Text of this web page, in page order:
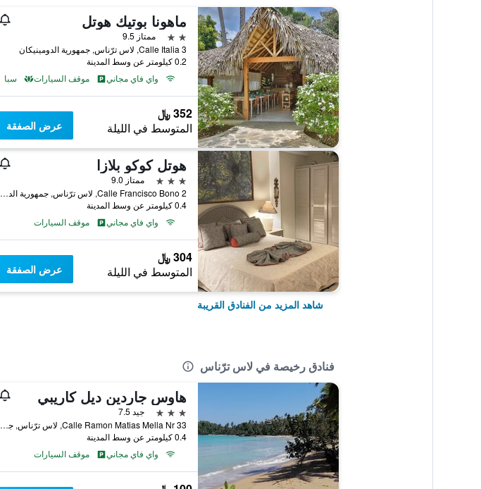
ماهونا بوتيك هوتل
2 نجمتين
ممتاز 9.5
Calle Italia 3, لاس ترّناس, جمهورية الدومينيكان
0.2 كيلومتر عن وسط المدينة
واي فاي مجاني
موقف السيارات سبا
352 ﷼
المتوسط في الليلة عرض الصفقة
هوتل كوكو بلازا
3 نجوم
ممتاز 9.0
Calle Francisco Bono 2, لاس ترّناس, جمهورية الدومينيكان
0.4 كيلومتر عن وسط المدينة
واي فاي مجاني
موقف السيارات
304 ﷼
المتوسط في الليلة عرض الصفقة
شاهد المزيد من الفنادق القريبة
فنادق رخيصة في لاس ترّناس
هاوس جاردين ديل كاريبي
3 نجوم
جيد 7.5
Calle Ramon Matias Mella Nr 33, لاس ترّناس, جمهورية الدومينيكان
0.4 كيلومتر عن وسط المدينة
واي فاي مجاني
موقف السيارات